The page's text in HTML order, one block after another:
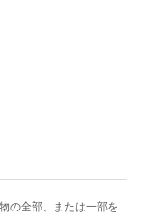
の全部、または一部を